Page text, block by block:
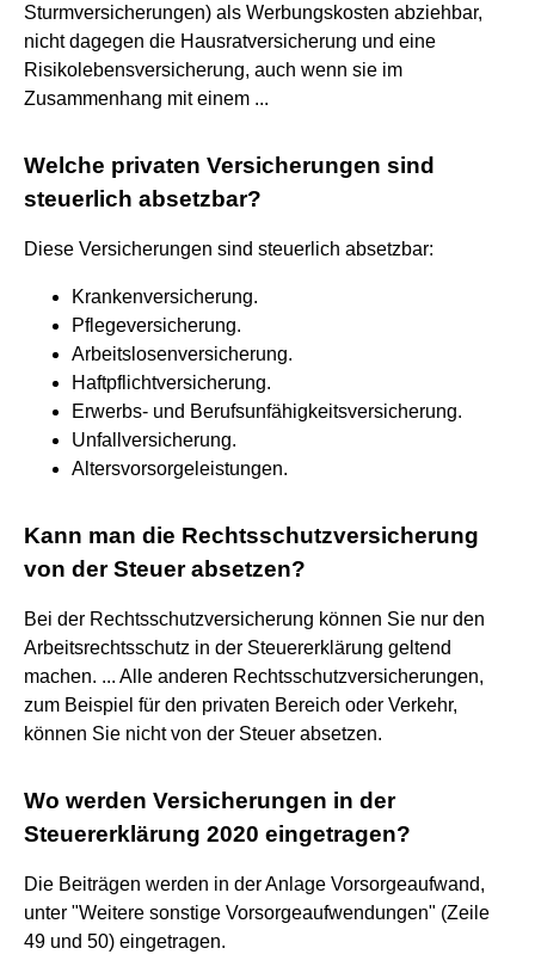
Sturmversicherungen) als Werbungskosten abziehbar,
nicht dagegen die Hausratversicherung und eine
Risikolebensversicherung, auch wenn sie im
Zusammenhang mit einem ...
Welche privaten Versicherungen sind
steuerlich absetzbar?
Diese Versicherungen sind steuerlich absetzbar:
Krankenversicherung.
Pflegeversicherung.
Arbeitslosenversicherung.
Haftpflichtversicherung.
Erwerbs- und Berufsunfähigkeitsversicherung.
Unfallversicherung.
Altersvorsorgeleistungen.
Kann man die Rechtsschutzversicherung
von der Steuer absetzen?
Bei der Rechtsschutzversicherung können Sie nur den
Arbeitsrechtsschutz in der Steuererklärung geltend
machen. ... Alle anderen Rechtsschutzversicherungen,
zum Beispiel für den privaten Bereich oder Verkehr,
können Sie nicht von der Steuer absetzen.
Wo werden Versicherungen in der
Steuererklärung 2020 eingetragen?
Die Beiträgen werden in der Anlage Vorsorgeaufwand,
unter "Weitere sonstige Vorsorgeaufwendungen" (Zeile
49 und 50) eingetragen.